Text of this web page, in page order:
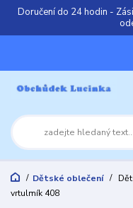
Doručení do 24 hodin -
Dětské oblečení
vrtulmík 408